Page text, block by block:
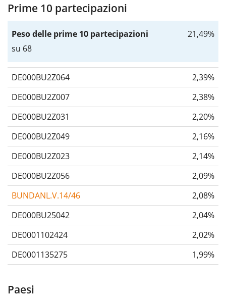
Prime 10 partecipazioni
Peso delle prime 10 partecipazioni
su 68
21,49%
DE000BU2Z064
2,39%
DE000BU2Z007
2,38%
DE000BU2Z031
2,20%
DE000BU2Z049
2,16%
DE000BU2Z023
2,14%
DE000BU2Z056
2,09%
BUNDANL.V.14/46
2,08%
DE000BU25042
2,04%
DE0001102424
2,02%
DE0001135275
1,99%
Paesi